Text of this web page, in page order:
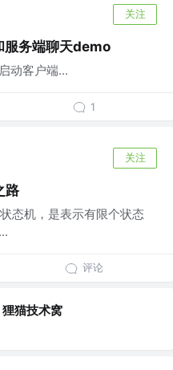
关注
服务端聊天demo
动客户端...
1
关注
路
态机，是表示有限个状态
评论
狸猫技术窝